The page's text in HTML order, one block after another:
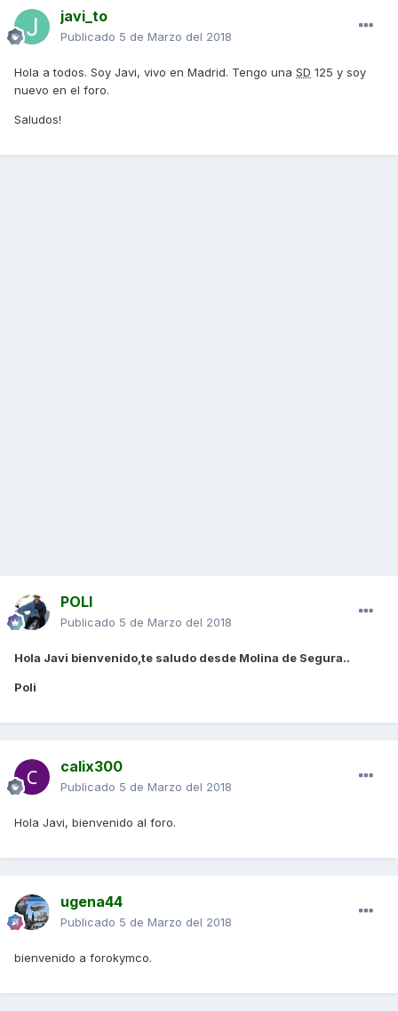
javi_to
Publicado 5 de Marzo del 2018
Hola a todos. Soy Javi, vivo en Madrid. Tengo una SD 125 y soy
nuevo en el foro.
Saludos!
POLI
Publicado 5 de Marzo del 2018
Hola Javi bienvenido,te saludo desde Molina de Segura..
Poli
calix300
Publicado 5 de Marzo del 2018
Hola Javi, bienvenido al foro.
ugena44
Publicado 5 de Marzo del 2018
bienvenido a forokymco.